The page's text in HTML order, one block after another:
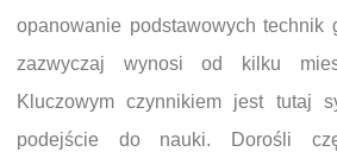
opanowanie podstawowych technik
zazwyczaj wynosi od kilku
Kluczowym czynnikiem jest tutaj
podejście do nauki. Dorośli